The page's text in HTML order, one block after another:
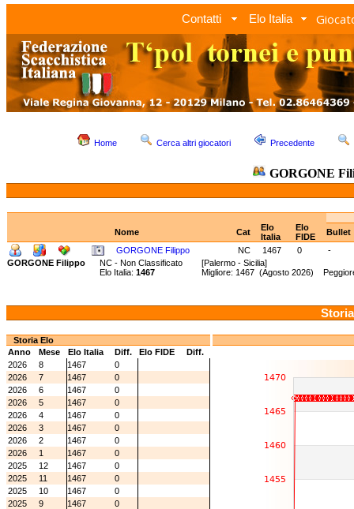
Contatti Elo Italia
Home Cerca altri giocatori Precedente
GORGONE
Nome Cat
Elo
Italia
Elo
FIDE
Bullet
GORGONE Filippo
NC 1467 0
-
GORGONE Filippo
NC - Non Classificato [Palermo - Sicilia]
Elo Italia: 1467 Migliore: 1467 (Agosto 2026)
Storia Elo
Anno
Mese Elo Italia Diff. Elo FIDE
Diff.
2026
8 1467
0
2026
7 1467
0
2026
6 1467
0
2026
5 1467
0
2026
4 1467
0
2026
3 1467
0
2026
2 1467
0
2026
1 1467
0
2025
12 1467
0
2025
11 1467
0
2025
10 1467
0
2025
9 1467
0